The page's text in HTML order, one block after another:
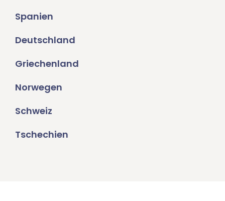
Spanien
Deutschland
Griechenland
Norwegen
Schweiz
Tschechien